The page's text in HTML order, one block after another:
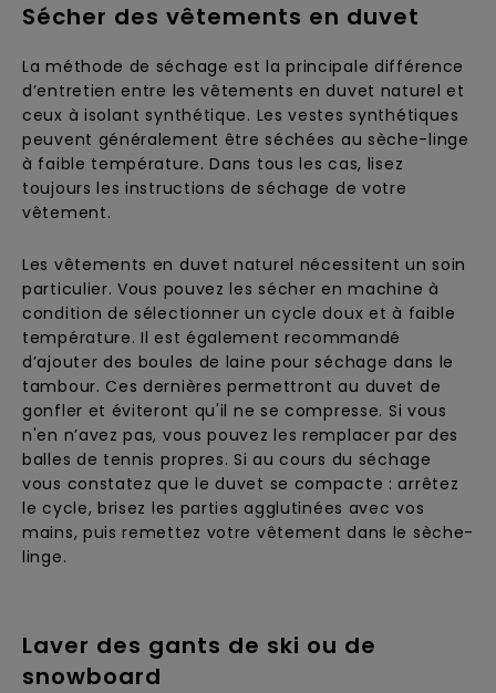
Sécher des vêtements en duvet
La méthode de séchage est la principale différence
d’entretien entre les vêtements en duvet naturel et
ceux à isolant synthétique. Les vestes synthétiques
peuvent généralement être séchées au sèche-linge
à faible température. Dans tous les cas, lisez
toujours les instructions de séchage de votre
vêtement.
Les vêtements en duvet naturel nécessitent un soin
particulier. Vous pouvez les sécher en machine à
condition de sélectionner un cycle doux et à faible
température. Il est également recommandé
d’ajouter des boules de laine pour séchage dans le
tambour. Ces dernières permettront au duvet de
gonfler et éviteront qu'il ne se compresse. Si vous
n'en n’avez pas, vous pouvez les remplacer par des
balles de tennis propres. Si au cours du séchage
vous constatez que le duvet se compacte : arrêtez
le cycle, brisez les parties agglutinées avec vos
mains, puis remettez votre vêtement dans le sèche-
linge.
Laver des gants de ski ou de
snowboard